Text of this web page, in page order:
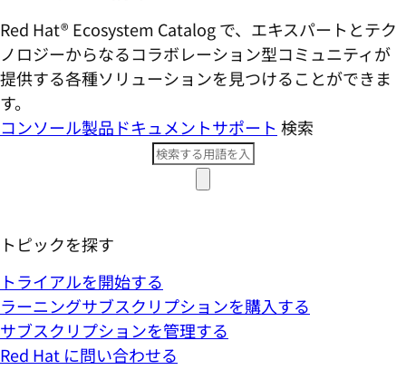
Red Hat® Ecosystem Catalog で、エキスパートとテク
ノロジーからなるコラボレーション型コミ​ュニティが
提供する各種ソリューションを見つけることができま
す。
コンソール製品ドキュメントサポート 検索
トピックを探す
トライアルを開始する
ラーニングサブスクリプションを購入する
サブスクリプションを管理する
Red Hat に問い合わせる